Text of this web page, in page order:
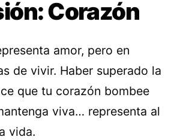
Corazón
amor, pero en
de vivir. Haber superado la
que tu corazón bombee
viva… representa al
vida.